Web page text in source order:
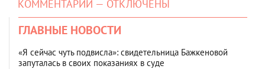
КОММЕНТАРИИ — ОТКЛЮЧЕНЫ
ГЛАВНЫЕ НОВОСТИ
«Я сейчас чуть подвисла»: свидетельница Бажкеновой
запуталась в своих показаниях в суде